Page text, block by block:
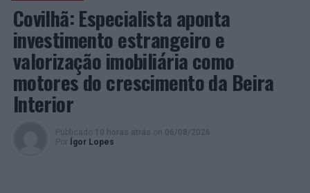
Cristã (GASC), à Ação 3.17.1 do POISE, tendo o mesmo
sido aprovado com início efetivo a 26/12/2019.
Trata-se de um projeto que assume um serviço
especializado de intervenção na área da promoção da
Igualdade e da Não Discriminação, com particular
destaque para a intervenção no fenómeno da Violência
parceria.
Covilhã: Especialista aponta
investimento estrangeiro e
valorização imobiliária como
motores do crescimento da Beira
Interior
Publicado 10 horas atrás on 06/08/2026
Por
Ígor Lopes